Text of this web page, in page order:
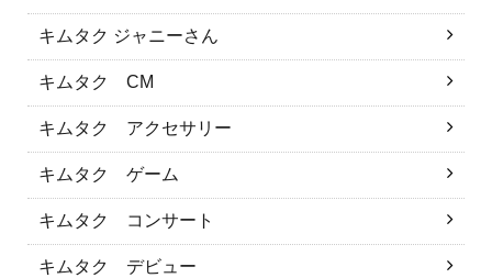
キムタク ジャニーさん
キムタク CM
キムタク アクセサリー
キムタク ゲーム
キムタク コンサート
キムタク デビュー